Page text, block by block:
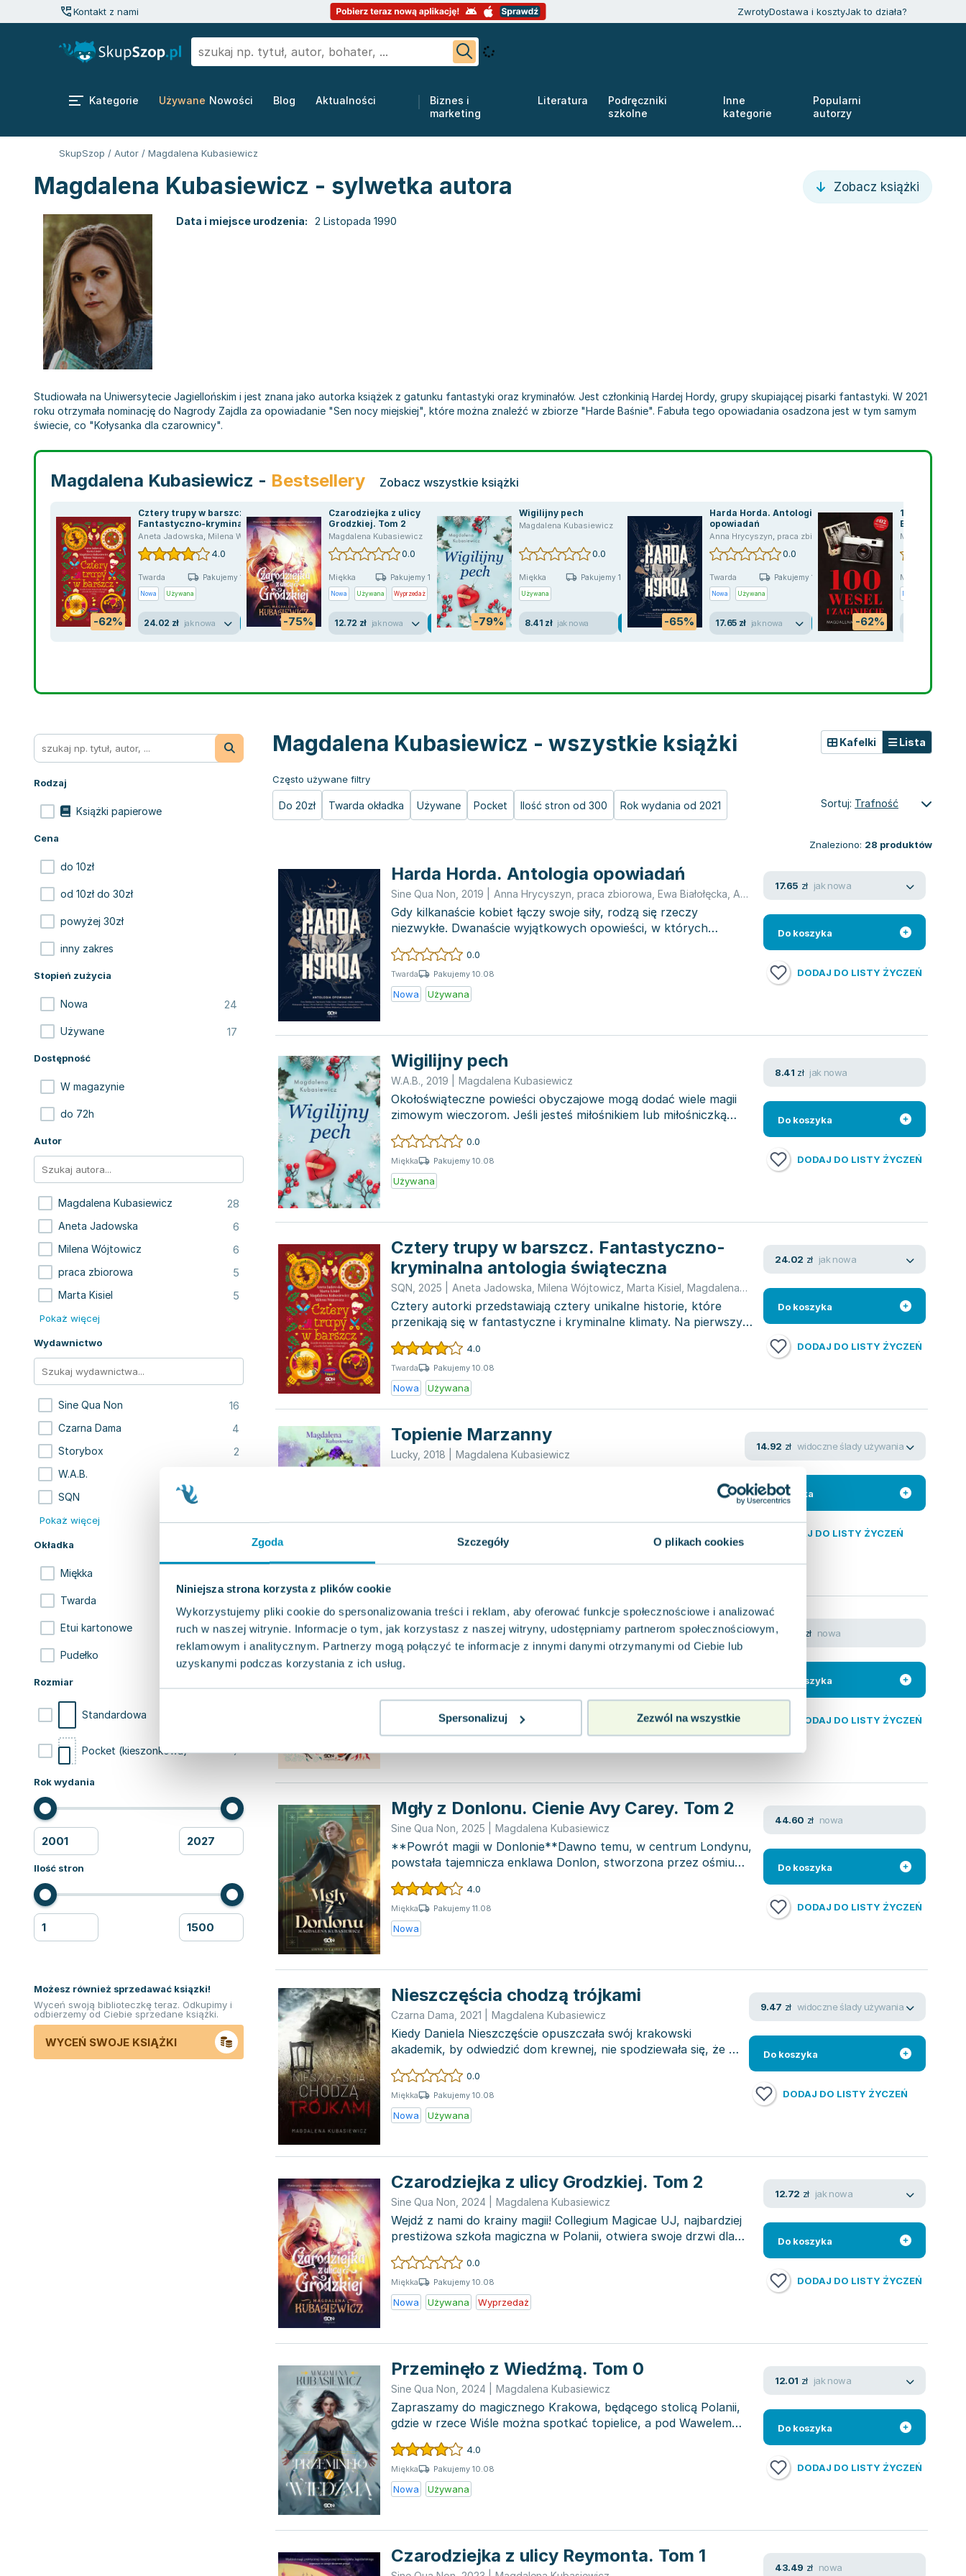
Zgoda Szczegóły O plikach cookies
Niniejsza strona korzysta z plików cookie
Wykorzystujemy pliki cookie do spersonalizowania treści i reklam, aby oferować funkcje społecznościowe i analizować
ruch w naszej witrynie. Informacje o tym, jak korzystasz z naszej witryny, udostępniamy partnerom społecznościowym,
reklamowym i analitycznym. Partnerzy mogą połączyć te informacje z innymi danymi otrzymanymi od Ciebie lub
uzyskanymi podczas korzystania z ich usług.
Spersonalizuj Zezwól na wszystkie
Kontakt z nami ZwrotyDostawa i kosztyJak to działa?
Kategorie Używane Nowości Blog Aktualności
Biznes i
marketing
Literatura
Podręczniki
szkolne
Inne
kategorie
Popularni
autorzy
SkupSzop / Autor / Magdalena Kubasiewicz
Magdalena Kubasiewicz - sylwetka autora Zobacz książki
Data i miejsce urodzenia: 2 Listopada 1990
Studiowała na Uniwersytecie Jagiellońskim i jest znana jako autorka książek z gatunku fantastyki oraz kryminałów. Jest członkinią Hardej Hordy, grupy skupiającej pisarki fantastyki. W 2021
roku otrzymała nominację do Nagrody Zajdla za opowiadanie "Sen nocy miejskiej", które można znaleźć w zbiorze "Harde Baśnie". Fabuła tego opowiadania osadzona jest w tym samym
świecie, co "Kołysanka dla czarownicy".
Magdalena Kubasiewicz - Bestsellery Zobacz wszystkie książki
-62%
Cztery trupy w barszcz.
Fantastyczno-kryminalna
antologia świąteczna
Aneta Jadowska, Milena Wójtowicz ,Marta Kisiel ,Magdalena Kubasiewicz jtowicz,Milena Wo Acute
4.0
Twarda Pakujemy 10.08
Nowa Używana
24.02 zł jak nowa -75%
Czarodziejka z ulicy
Grodzkiej. Tom 2
Magdalena Kubasiewicz
0.0
Miękka Pakujemy 10.08
Nowa Używana Wyprzedaż
12.72 zł jak nowa -79%
Wigilijny pech
Magdalena Kubasiewicz
0.0
Miękka Pakujemy 10.08
Używana
8.41 zł jak nowa -65%
Harda Horda. Antologia
opowiadań
Anna Hrycyszyn, praca zbiorowa ,Ewa Białołęcka ,
0.0
Twarda Pakujemy 10.08
Nowa Używana
17.65 zł jak nowa -62%
100 wesel i
Emilia
Tom 2
Magdalena
Miękka
Nowa
Rodzaj
Książki papierowe
Cena
do 10zł
od 10zł do 30zł
powyżej 30zł
inny zakres
Stopień zużycia
Nowa 24
Używane 17
Dostępność
W magazynie
do 72h
Autor
Magdalena Kubasiewicz 28
Aneta Jadowska 6
Milena Wójtowicz 6
praca zbiorowa 5
Marta Kisiel 5
Pokaż więcej
Wydawnictwo
Sine Qua Non 16
Czarna Dama 4
Storybox 2
W.A.B.
SQN
Pokaż więcej
Okładka
Miękka
Twarda
Etui kartonowe 1
Pudełko
Rozmiar
Standardowa
Pocket (kieszonkowa) 7
Rok wydania
Ilość stron
Możesz również sprzedawać ksiązki!
Wyceń swoją biblioteczkę teraz. Odkupimy i
odbierzemy od Ciebie sprzedane książki.
WYCEŃ SWOJE KSIĄŻKI
Magdalena Kubasiewicz - wszystkie książki
Często używane filtry
Do 20zł Twarda okładka Używane Pocket Ilość stron od 300 Rok wydania od 2021
Kafelki Lista
Sortuj: Trafność
Znaleziono: 28 produktów
Harda Horda. Antologia opowiadań
Sine Qua Non 2019 Anna Hrycyszyn praca zbiorowa Ewa Białołęcka Agnieszka Hałas , Aleksandra Zielińska Aneta
Gdy kilkanaście kobiet łączy swoje siły, rodzą się rzeczy
niezwykłe. Dwanaście wyjątkowych opowieści, w których
mieszają się nosta...
0.0
Twarda Pakujemy 10.08
Nowa Używana
17.65 zł jak nowa
Do koszyka
DODAJ DO LISTY ŻYCZEŃ
Wigilijny pech
W.A.B. 2019 Magdalena Kubasiewicz
Okołoświąteczne powieści obyczajowe mogą dodać wiele magii
zimowym wieczorom. Jeśli jesteś miłośnikiem lub miłośniczką
książek z g...
0.0
Miękka Pakujemy 10.08
Używana
8.41 zł jak nowa
Do koszyka
DODAJ DO LISTY ŻYCZEŃ
Cztery trupy w barszcz. Fantastyczno-
kryminalna antologia świąteczna
SQN 2025 Aneta Jadowska Milena Wójtowicz Marta Kisiel Magdalena Kubasiewicz ,jtowicz,Milena Wo Acute
Cztery autorki przedstawiają cztery unikalne historie, które
przenikają się w fantastyczne i kryminalne klimaty. Na pierwszy
plan...
4.0
Twarda Pakujemy 10.08
Nowa Używana
24.02 zł jak nowa
Do koszyka
DODAJ DO LISTY ŻYCZEŃ
Topienie Marzanny
Lucky, 2018 Magdalena Kubasiewicz
14.92 zł widoczne ślady używania
Do koszyka
DODAJ DO LISTY ŻYCZEŃ
Cztery żywioły magii
Sine Qua Non,2024| Aneta Jadowska, Magdalena Kubasiewicz,Marta Kisiel
Antologia "Cztery żywioły" ponownie łączy siły Jadowskiej, Kisiel,
l...
4.0
Pakujemy 10.08
47.84 zł nowa
Do koszyka
DODAJ DO LISTY ŻYCZEŃ
Mgły z Donlonu. Cienie Avy Carey. Tom 2
Sine Qua Non 2025 Magdalena Kubasiewicz
**Powrót magii w Donlonie**Dawno temu, w centrum Londynu,
powstała tajemnicza enklawa Donlon, stworzona przez ośmiu
niezwykle potę...
4.0
Miękka Pakujemy 11.08
Nowa
44.60 zł nowa
Do koszyka
DODAJ DO LISTY ŻYCZEŃ
Nieszczęścia chodzą trójkami
Czarna Dama 2021 Magdalena Kubasiewicz
Kiedy Daniela Nieszczęście opuszczała swój krakowski
akademik, by odwiedzić dom krewnej, nie spodziewała się, że ta
wizyta zakończ...
0.0
Miękka Pakujemy 10.08
Nowa Używana
9.47 zł widoczne ślady używania
Do koszyka
DODAJ DO LISTY ŻYCZEŃ
Czarodziejka z ulicy Grodzkiej. Tom 2
Sine Qua Non 2024 Magdalena Kubasiewicz
Wejdź z nami do krainy magii! Collegium Magicae UJ, najbardziej
prestiżowa szkoła magiczna w Polanii, otwiera swoje drzwi dla
nowy...
0.0
Miękka Pakujemy 10.08
Nowa Używana Wyprzedaż
12.72 zł jak nowa
Do koszyka
DODAJ DO LISTY ŻYCZEŃ
Przeminęło z Wiedźmą. Tom 0
Sine Qua Non 2024 Magdalena Kubasiewicz
Zapraszamy do magicznego Krakowa, będącego stolicą Polanii,
gdzie w rzece Wiśle można spotkać topielice, a pod Wawelem
smacznie dr...
4.0
Miękka Pakujemy 10.08
Nowa Używana
12.01 zł jak nowa
Do koszyka
DODAJ DO LISTY ŻYCZEŃ
Czarodziejka z ulicy Reymonta. Tom 1
43.49 zł nowa